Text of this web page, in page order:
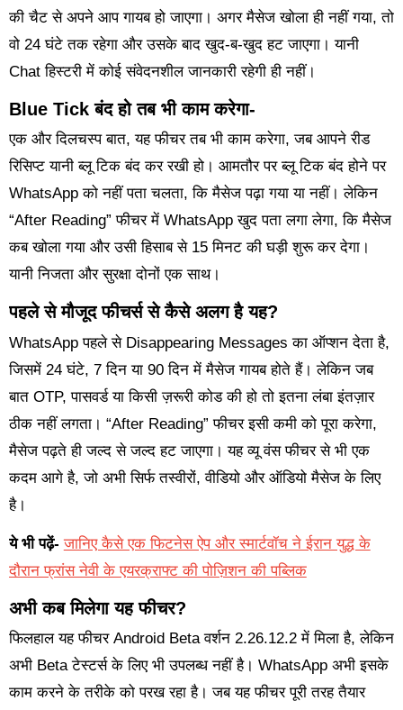
की चैट से अपने आप गायब हो जाएगा। अगर मैसेज खोला ही नहीं गया, तो
वो 24 घंटे तक रहेगा और उसके बाद खुद-ब-खुद हट जाएगा। यानी
Chat हिस्टरी में कोई संवेदनशील जानकारी रहेगी ही नहीं।
Blue Tick बंद हो तब भी काम करेगा-
एक और दिलचस्प बात, यह फीचर तब भी काम करेगा, जब आपने रीड
रिसिप्ट यानी ब्लू टिक बंद कर रखी हो। आमतौर पर ब्लू टिक बंद होने पर
WhatsApp को नहीं पता चलता, कि मैसेज पढ़ा गया या नहीं। लेकिन
“After Reading” फीचर में WhatsApp खुद पता लगा लेगा, कि मैसेज
कब खोला गया और उसी हिसाब से 15 मिनट की घड़ी शुरू कर देगा।
यानी निजता और सुरक्षा दोनों एक साथ।
पहले से मौजूद फीचर्स से कैसे अलग है यह?
WhatsApp पहले से Disappearing Messages का ऑप्शन देता है,
जिसमें 24 घंटे, 7 दिन या 90 दिन में मैसेज गायब होते हैं। लेकिन जब
बात OTP, पासवर्ड या किसी ज़रूरी कोड की हो तो इतना लंबा इंतज़ार
ठीक नहीं लगता। “After Reading” फीचर इसी कमी को पूरा करेगा,
मैसेज पढ़ते ही जल्द से जल्द हट जाएगा। यह व्यू वंस फीचर से भी एक
कदम आगे है, जो अभी सिर्फ तस्वीरों, वीडियो और ऑडियो मैसेज के लिए
है।
ये भी पढ़ें- जानिए कैसे एक फिटनेस ऐप और स्मार्टवॉच ने ईरान युद्ध के
दौरान फ्रांस नेवी के एयरक्राफ्ट की पोज़िशन की पब्लिक
अभी कब मिलेगा यह फीचर?
फिलहाल यह फीचर Android Beta वर्शन 2.26.12.2 में मिला है, लेकिन
अभी Beta टेस्टर्स के लिए भी उपलब्ध नहीं है। WhatsApp अभी इसके
काम करने के तरीके को परख रहा है। जब यह फीचर पूरी तरह तैयार